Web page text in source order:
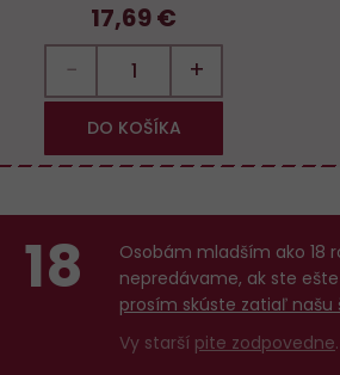
17,69 €
− +
DO KOŠÍKA
18
Osobám mladším ako 18
nepredávame, ak ste
prosím skúste zatiaľ našu
Vy starší pite zodpovedne.